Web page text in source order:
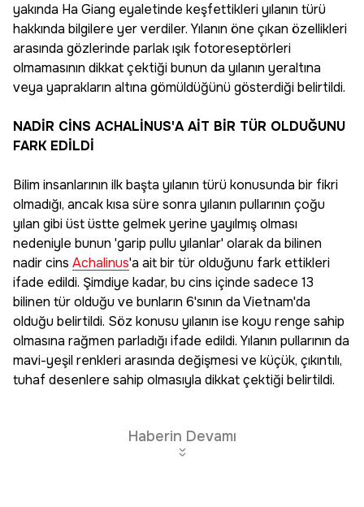
yakında Ha Giang eyaletinde keşfettikleri yılanın türü
hakkında bilgilere yer verdiler. Yılanın öne çıkan özellikleri
arasında gözlerinde parlak ışık fotoreseptörleri
olmamasının dikkat çektiği bunun da yılanın yeraltına
veya yaprakların altına gömüldüğünü gösterdiği belirtildi.
NADİR CİNS ACHALİNUS'A AİT BİR TÜR OLDUĞUNU
FARK EDİLDİ
Bilim insanlarının ilk başta yılanın türü konusunda bir fikri
olmadığı, ancak kısa süre sonra yılanın pullarının çoğu
yılan gibi üst üstte gelmek yerine yayılmış olması
nedeniyle bunun 'garip pullu yılanlar' olarak da bilinen
nadir cins Achalinus'a ait bir tür olduğunu fark ettikleri
ifade edildi. Şimdiye kadar, bu cins içinde sadece 13
bilinen tür olduğu ve bunların 6'sının da Vietnam'da
olduğu belirtildi. Söz konusu yılanın ise koyu renge sahip
olmasına rağmen parladığı ifade edildi. Yılanın pullarının da
mavi-yeşil renkleri arasında değişmesi ve küçük, çıkıntılı,
tuhaf desenlere sahip olmasıyla dikkat çektiği belirtildi.
Haberin Devamı